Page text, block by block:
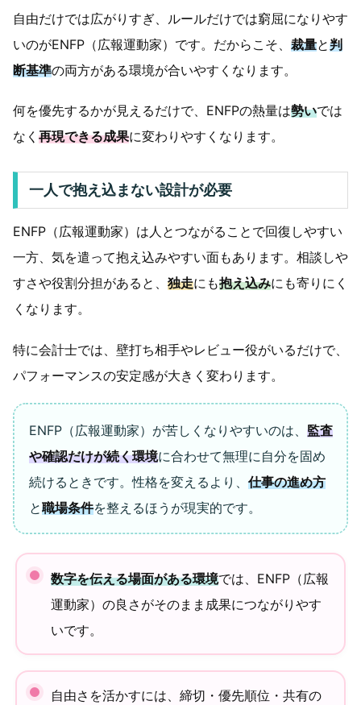
自由だけでは広がりすぎ、ルールだけでは窮屈になりやす
いのがENFP（広報運動家）です。だからこそ、 裁量と判
断基準の両方がある環境が合いやすくなります。
何を優先するかが見えるだけで、ENFPの熱量は勢いでは
なく 再現できる成果に変わりやすくなります。
一人で抱え込まない設計が必要
ENFP（広報運動家）は人とつながることで回復しやすい
一方、気を遣って抱え込みやすい面もあります。相談しや
すさや役割分担があると、 独走にも抱え込みにも寄りにく
くなります。
特に会計士では、壁打ち相手やレビュー役がいるだけで、
パフォーマンスの安定感が大きく変わります。
ENFP（広報運動家）が苦しくなりやすいのは、 監査
や確認だけが続く環境に合わせて無理に自分を固め
続けるときです。性格を変えるより、 仕事の進め方
と職場条件を整えるほうが現実的です。
数字を伝える場面がある環境では、ENFP（広報
運動家）の良さがそのまま成果につながりやす
いです。
自由さを活かすには、締切・優先順位・共有の